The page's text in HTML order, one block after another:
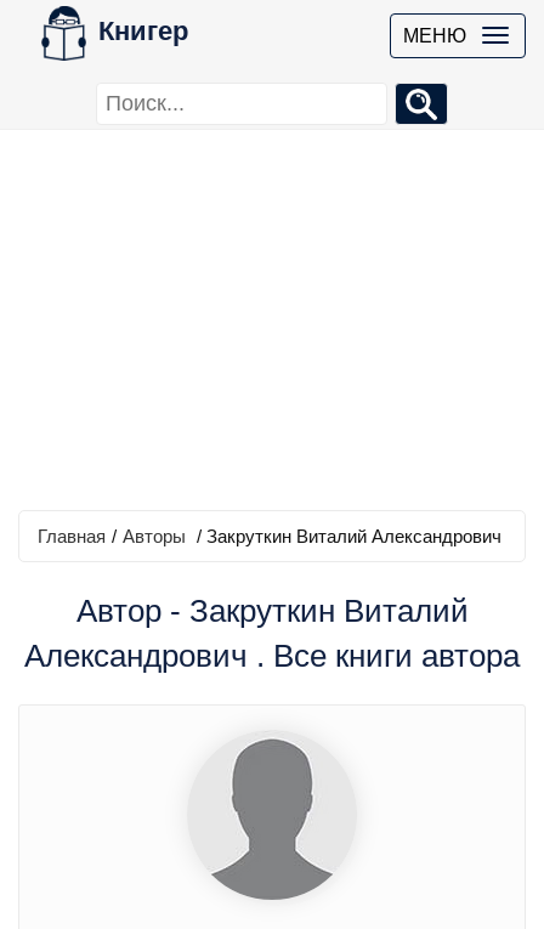
Книгер МЕНЮ
Главная / Авторы / Закруткин Виталий Александрович
Автор - Закруткин Виталий
Александрович . Все книги автора